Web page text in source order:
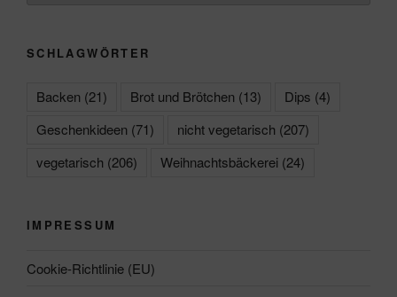
SCHLAGWÖRTER
Backen (21) Brot und Brötchen (13) Dips (4)
Geschenkideen (71) nicht vegetarisch (207)
vegetarisch (206) Weihnachtsbäckerei (24)
IMPRESSUM
Cookie-Richtlinie (EU)